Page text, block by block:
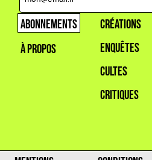
ABONNEMENTS
À PROPOS
CRÉATIONS
ENQUÊTES
CULTES
CRITIQUES